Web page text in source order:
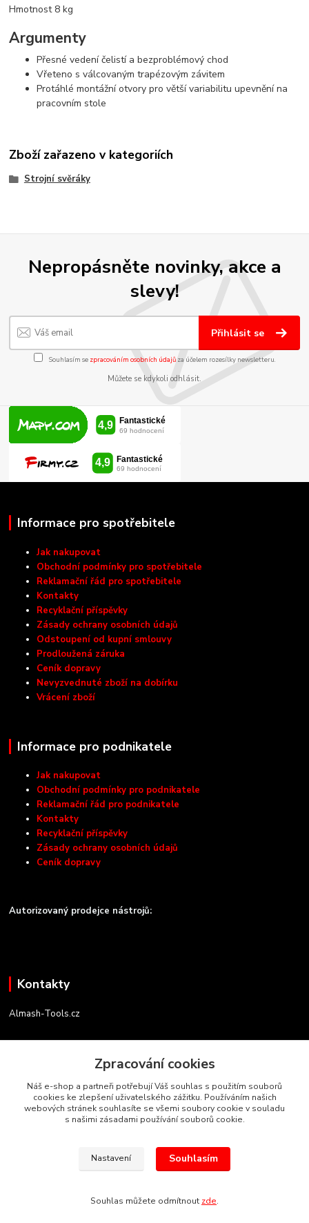
Hmotnost 8 kg
Argumenty
Přesné vedení čelistí a bezproblémový chod
Vřeteno s válcovaným trapézovým závitem
Protáhlé montážní otvory pro větší variabilitu upevnění na
pracovním stole
Zboží zařazeno v kategoriích
Strojní svěráky
Nepropásněte novinky, akce a
slevy!
Přihlásit se
Souhlasím se zpracováním osobních údajůza účelem rozesílky newsletteru.
Můžete se kdykoli odhlásit.
Informace pro spotřebitele
Jak nakupovat
Obchodní podmínky pro spotřebitele
Reklamační řád pro spotřebitele
Kontakty
Recyklační příspěvky
Zásady ochrany osobních údajů
Odstoupení od kupní smlouvy
Prodloužená záruka
Ceník dopravy
Nevyzvednuté zboží na dobírku
Vrácení zboží
Informace pro podnikatele
Jak nakupovat
Obchodní podmínky pro podnikatele
Reklamační řád pro podnikatele
Kontakty
Recyklační příspěvky
Zásady ochrany osobních údajů
Ceník dopravy
Autorizovaný prodejce nástrojů:
Kontakty
Almash-Tools.cz
+420 603 145 054
info@almash-tools.cz
Autorská práva Almash-Tools.cz
Zpracování cookies
Náš e-shop a partneři potřebují Váš souhlas s použitím souborů
cookies ke zlepšení uživatelského zážitku. Používáním našich
webových stránek souhlasíte se všemi soubory cookie v souladu
s našimi zásadami používání souborů cookie.
Nastavení Souhlasím
Souhlas můžete odmítnout zde.